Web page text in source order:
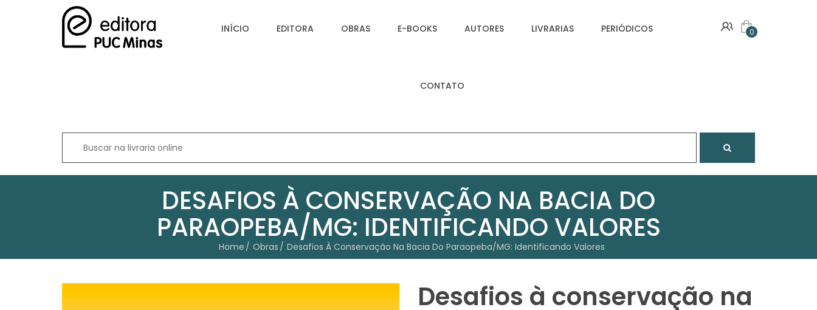
INÍCIO EDITORA OBRAS E-BOOKS AUTORES LIVRARIAS PERIÓDICOS
CONTATO
0
DESAFIOS À CONSERVAÇÃO NA BACIA DO
PARAOPEBA/MG: IDENTIFICANDO VALORES
Home Obras Desafios À Conservação Na Bacia Do Paraopeba/MG: Identificando Valores
Desafios à conservação na